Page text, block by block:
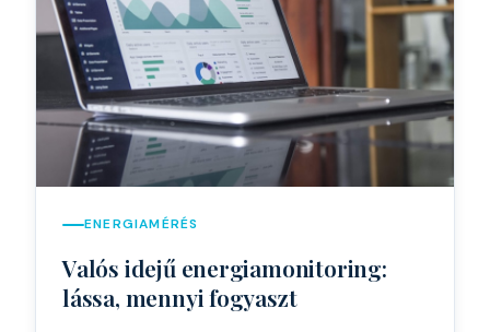
ENERGIAMÉRÉS
Valós idejű energiamonitoring:
lássa, mennyi fogyaszt